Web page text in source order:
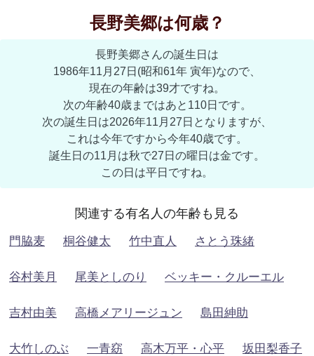
長野美郷は何歳？
長野美郷さんの誕生日は
1986年11月27日(昭和61年 寅年)なので、
現在の年齢は39才ですね。
次の年齢40歳まではあと110日です。
次の誕生日は2026年11月27日となりますが、
これは今年ですから今年40歳です。
誕生日の11月は秋で27日の曜日は金です。
この日は平日ですね。
関連する有名人の年齢も見る
門脇麦 桐谷健太 竹中直人 さとう珠緒
谷村美月 尾美としのり ベッキー・クルーエル
吉村由美 高橋メアリージュン 島田紳助
大竹しのぶ 一青窈 高木万平・心平 坂田梨香子